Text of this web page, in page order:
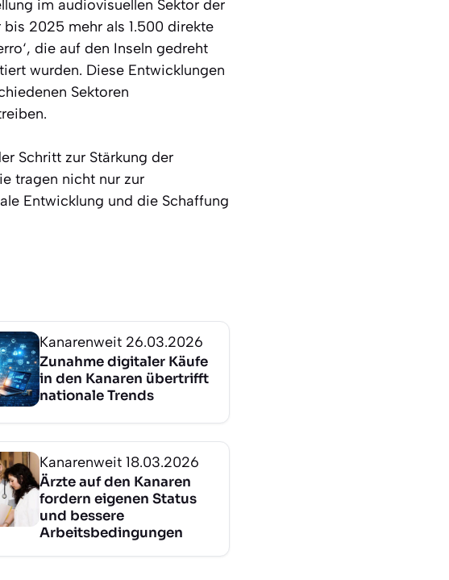
im audiovisuellen Sektor der
2025 mehr als 1.500 direkte
die auf den Inseln gedreht
wurden. Diese Entwicklungen
Sektoren
Schritt zur Stärkung der
tragen nicht nur zur
Entwicklung und die Schaffung
Kanarenweit 26.03.2026
Zunahme digitaler Käufe
in den Kanaren übertrifft
nationale Trends
Kanarenweit 18.03.2026
Ärzte auf den Kanaren
fordern eigenen Status
und bessere
Arbeitsbedingungen